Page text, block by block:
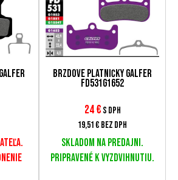
Brzdové platničky Galfer
FD531G1652
24€ s DPH
19,51 € bez DPH
Skladom na predajni.
Pripravené k vyzdvihnutiu.